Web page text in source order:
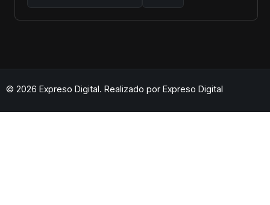
© 2026 Expreso Digital. Realizado por Expreso Digital